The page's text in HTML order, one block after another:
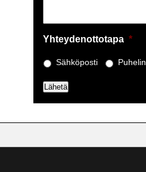
Yhteydenottotapa *
Sähköposti Puhelin
Lähetä